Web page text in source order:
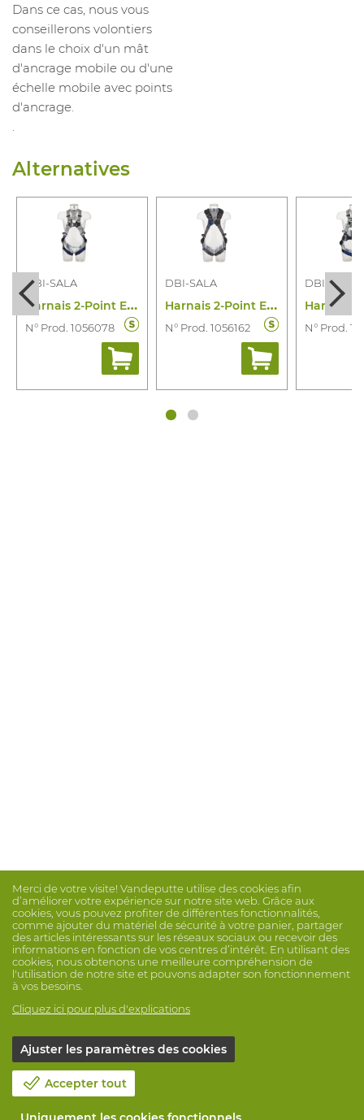
Dans ce cas, nous vous
conseillerons volontiers
dans le choix d'un mât
d'ancrage mobile ou d'une
échelle mobile avec points
d'ancrage.
Alternatives
DBI-SALA
H
arnais 2-Point Exofit XE50
N° Prod. 1056078
DBI-SALA
H
arnais 2-Point Exofit XE200
N° Prod. 1056162
DBI-SALA
N° Prod.
Merci de votre visite! Vandeputte utilise des cookies afin
d’améliorer votre expérience sur notre site web. Grâce aux
cookies, vous pouvez profiter de différentes fonctionnalités,
comme ajouter du matériel de sécurité à votre panier, partager
des articles intéressants sur les réseaux sociaux ou recevoir des
informations en fonction de vos centres d’intérêt. En utilisant des
cookies, nous obtenons une meilleure compréhension de
l'utilisation de notre site et pouvons adapter son fonctionnement
à vos besoins.
Cliquez ici pour plus d'explications
Ajuster les paramètres des cookies
Accepter tout